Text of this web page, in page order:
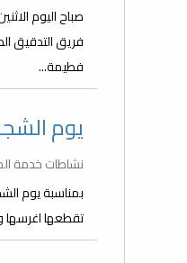
فريق التدقيق
فطيمة...
يوم
نشاطات خدمة
بمناسبة يوم
تقطعها اغرسها